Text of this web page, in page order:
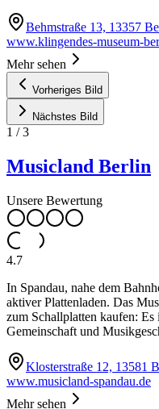
Behmstraße 13, 13357
www.klingendes-museum-
Mehr sehen
Vorheriges Bild
Nächstes Bild
1 /3
Musicland Berlin
Unsere Bewertung
4.7
In Spandau, nahe dem
aktiver Plattenladen. Das
zum Schallplatten kaufen:
Gemeinschaft und
Klosterstraße 12, 13581
www.musicland-spandau.de
Mehr sehen